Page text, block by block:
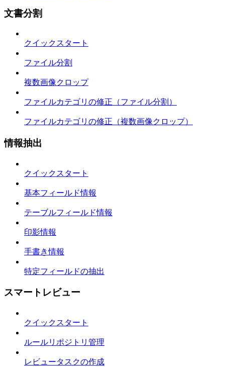
文書分割
クイックスタート
ファイル分割
複数画像クロップ
ファイルカテゴリの修正（ファイル分割）
ファイルカテゴリの修正（複数画像クロップ）
情報抽出
クイックスタート
基本フィールド情報
テーブルフィールド情報
印影情報
手書き情報
特定フィールドの抽出
スマートレビュー
クイックスタート
ルールリポジトリ管理
レビュータスクの作成